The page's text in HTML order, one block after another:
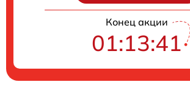
Конец акции
01:13:40